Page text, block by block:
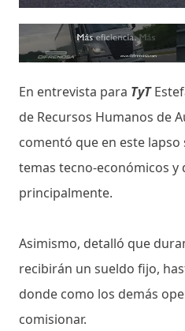
En entrevista para TyT
de Recursos Humanos de
comentó que en este lapso
temas tecno-económicos y
principalmente.
Asimismo, detalló que
recibirán un sueldo fijo,
donde como los demás
comisionar.